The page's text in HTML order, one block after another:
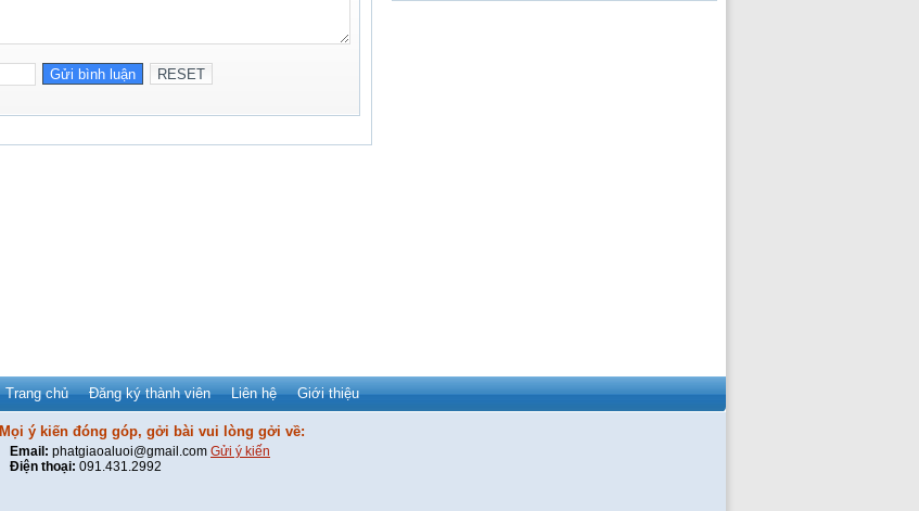
Trang chủ Đăng ký thành viên Liên hệ Giới thiệu
Mọi ý kiến đóng góp, gởi bài vui lòng gởi về:
Email: phatgiaoaluoi@gmail.com Gửi ý kiến
Điện thoại: 091.431.2992